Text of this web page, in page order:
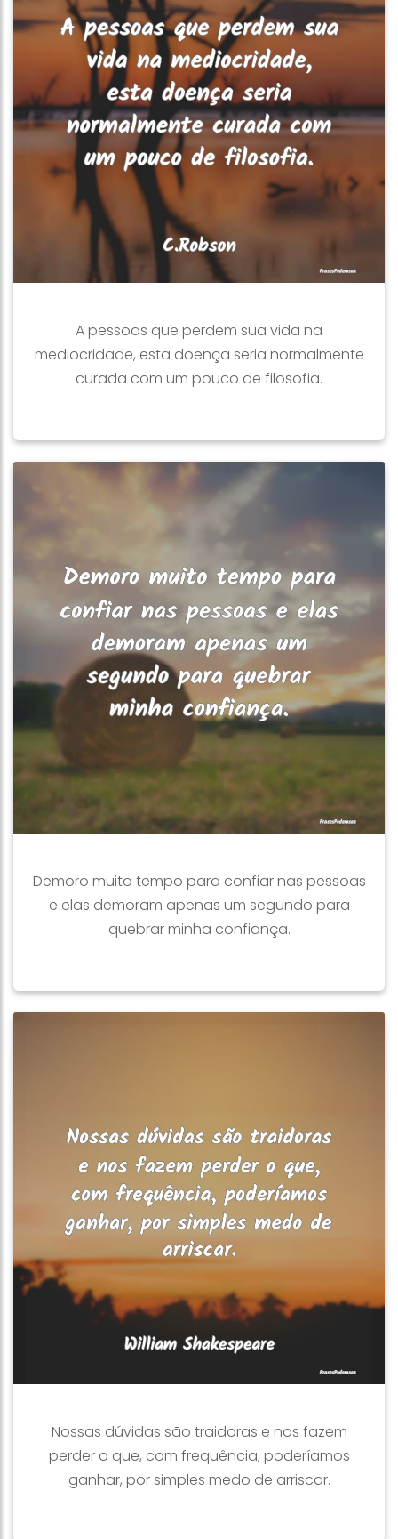
A pessoas que perdem sua vida na
mediocridade, esta doença seria normalmente
curada com um pouco de filosofia.
Demoro muito tempo para confiar nas pessoas
e elas demoram apenas um segundo para
quebrar minha confiança.
Nossas dúvidas são traidoras e nos fazem
perder o que, com frequência, poderíamos
ganhar, por simples medo de arriscar.